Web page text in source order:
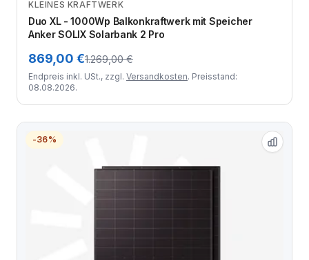
Zum Angebot
KLEINES KRAFTWERK
Duo XL - 1000Wp Balkonkraftwerk mit Speicher
Anker SOLIX Solarbank 2 Pro
869,00 €1.269,00 €
Endpreis inkl. USt., zzgl. Versandkosten. Preisstand:
08.08.2026.
-36%